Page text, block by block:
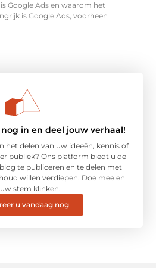
Google Ads en waarom het
is Google Ads, voorheen
in en deel jouw verhaal!
het delen van uw ideeën, kennis of
publiek? Ons platform biedt u de
te publiceren en te delen met
willen verdiepen. Doe mee en
stem klinken.
u vandaag nog